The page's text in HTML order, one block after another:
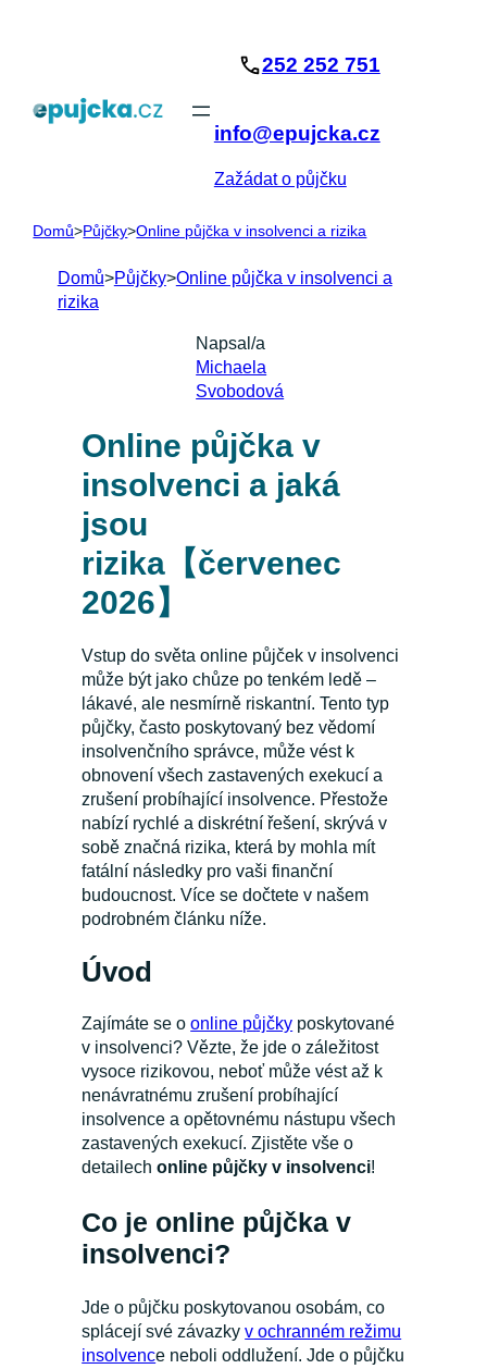
252 252 751
info@epujcka.cz
Zažádat o půjčku
Domů>Půjčky>Online půjčka v insolvenci a rizika
Domů>Půjčky>Online půjčka v insolvenci a
rizika
Napsal/a
Michaela
Svobodová
Online půjčka v
insolvenci a jaká
jsou
rizika【červenec
2026】
Vstup do světa online půjček v insolvenci
může být jako chůze po tenkém ledě –
lákavé, ale nesmírně riskantní. Tento typ
půjčky, často poskytovaný bez vědomí
insolvenčního správce, může vést k
obnovení všech zastavených exekucí a
zrušení probíhající insolvence. Přestože
nabízí rychlé a diskrétní řešení, skrývá v
sobě značná rizika, která by mohla mít
fatální následky pro vaši finanční
budoucnost. Více se dočtete v našem
podrobném článku níže.
Úvod
Zajímáte se oonline půjčky poskytované
v insolvenci? Vězte, že jde o záležitost
vysoce rizikovou, neboť může vést až k
nenávratnému zrušení probíhající
insolvence a opětovnému nástupu všech
zastavených exekucí. Zjistěte vše o
detailechonline půjčky v insolvenci!
Co je online půjčka v
insolvenci?
Jde o půjčku poskytovanou osobám, co
splácejí své závazkyv ochranném režimu
insolvence neboli oddlužení. Jde o půjčku